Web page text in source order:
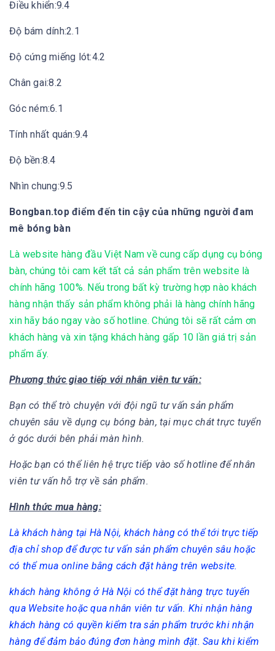
Điều khiển:9.4
Độ bám dính:2.1
Độ cứng miếng lót:4.2
Chân gai:8.2
Góc ném:6.1
Tính nhất quán:9.4
Độ bền:8.4
Nhìn chung:9.5
Bongban.top điểm đến tin cậy của những người đam
mê bóng bàn
Là website hàng đầu Việt Nam về cung cấp dụng cụ bóng
bàn, chúng tôi cam kết tất cả sản phẩm trên website là
chính hãng 100%. Nếu trong bất kỳ trường hợp nào khách
hàng nhận thấy sản phẩm không phải là hàng chính hãng
xin hãy báo ngay vào số hotline. Chúng tôi sẽ rất cảm ơn
khách hàng và xin tặng khách hàng gấp 10 lần giá trị sản
phẩm ấy.
Phương thức giao tiếp với nhân viên tư vấn:
Bạn có thể trò chuyện với đội ngũ tư vấn sản phẩm
chuyên sâu về dụng cụ bóng bàn, tại mục chát trực tuyển
ở góc dưới bên phải màn hình.
Hoặc bạn có thể liên hệ trực tiếp vào số hotline để nhân
viên tư vấn hỗ trợ về sản phẩm.
Hình thức mua hàng:
Là khách hàng tại Hà Nội, khách hàng có thể tới trực tiếp
địa chỉ shop để được tư vấn sản phẩm chuyên sâu hoặc
có thể mua online bằng cách đặt hàng trên website.
khách hàng không ở Hà Nội có thể đặt hàng trực tuyến
qua Website hoặc qua nhân viên tư vấn. Khi nhận hàng
khách hàng có quyền kiểm tra sản phẩm trước khi nhận
hàng để đảm bảo đúng đơn hàng mình đặt. Sau khi kiểm